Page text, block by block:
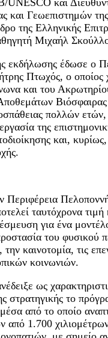
και Γεωεπιστημών
της Ελληνικής
Μιχαήλ
εκδήλωσης έδωσε ο
Πτωχός, ο οποίος
και του
πολλών
της
και,
Περιφέρεια
ταυτόχρονα τιμή
για ένα
του φυσικού
καινοτομία, τις
κοινωνιών.
ως
στρατηγικής το
από το οποίο
από 1.700